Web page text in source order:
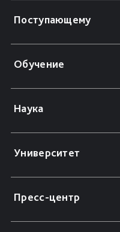
Поступающему
Обучение
Наука
Университет
Пресс-центр